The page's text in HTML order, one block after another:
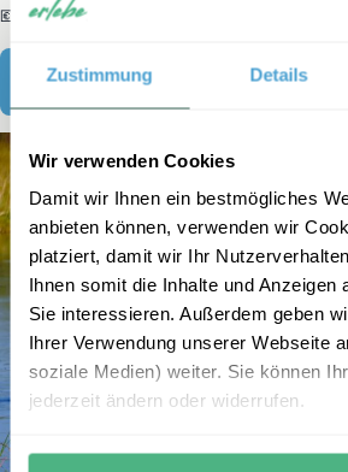
Zustimmung Details
Wir verwenden Cookies
Damit wir Ihnen ein bestmögliches
anbieten können, verwenden wir
platziert, damit wir Ihr
Ihnen somit die Inhalte und Anzeigen
Sie interessieren. Außerdem geben
Ihrer Verwendung unserer Webseite
soziale Medien) weiter. Sie können
jederzeit ändern oder widerrufen.
💶 ab € 260,- p. Kind
Zum Reisebaustein